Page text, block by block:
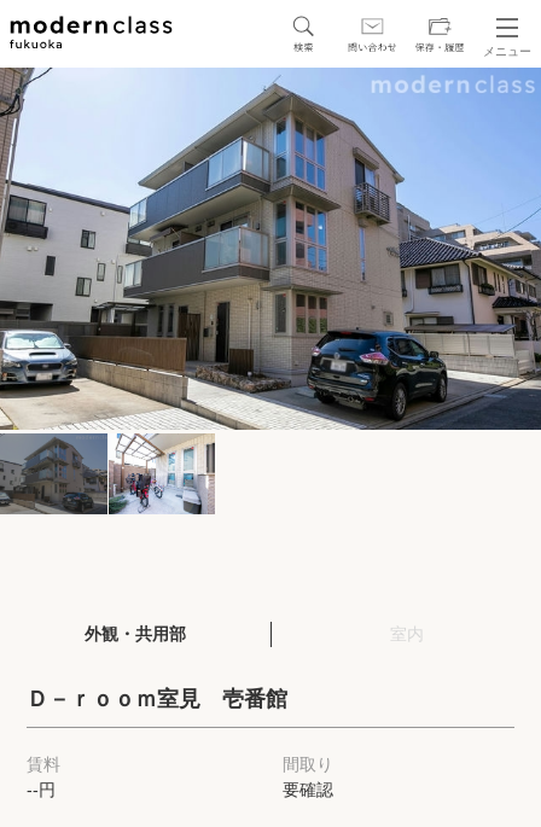
メニュー
SEARCH
地図から探す 駅・路線から探す
区から探す
人気エリアから探す
アクセスランキング
保存した検索条件
店舗・スタッフ紹介
希望条件を伝えてプロに探してもらう
外観・共用部 室内
Ｄ－ｒｏｏｍ室見 壱番館
賃料
--円
間取り
要確認